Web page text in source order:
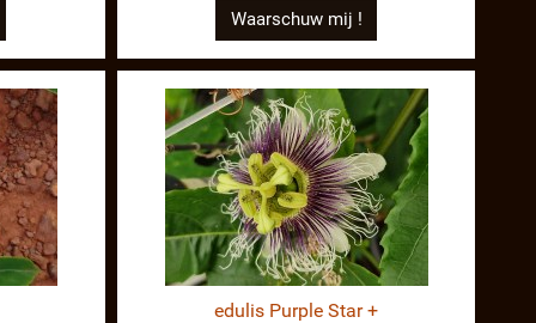
Waarschuw mij !
edulis Purple Star +